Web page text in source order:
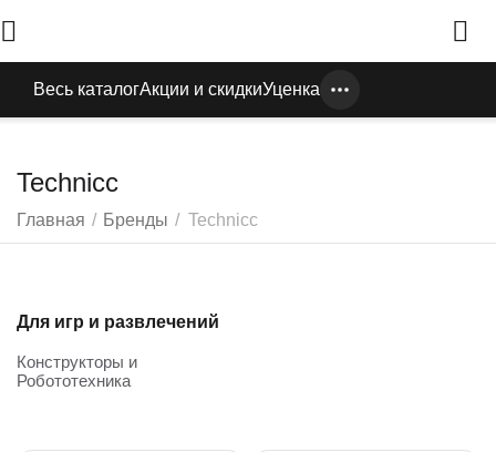
Весь каталогАкции и скидкиУценка
Technicc
Главная / Бренды / Technicc
Для игр и развлечений
Конструкторы и
Робототехника